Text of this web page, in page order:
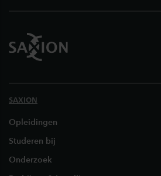
SAXION
Opleidingen
Studeren bij
Onderzoek